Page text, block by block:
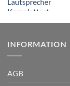
INFORMATION
AGB